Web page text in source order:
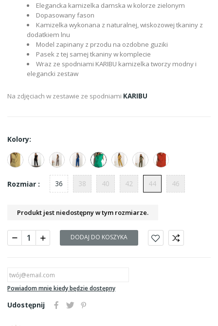
Elegancka kamizelka damska w kolorze zielonym
Dopasowany fason
Kamizelka wykonana z naturalnej, wiskozowej tkaniny z
dodatkiem lnu
Model zapinany z przodu na ozdobne guziki
Pasek z tej samej tkaniny w komplecie
Wraz ze spodniami KARIBU kamizelka tworzy modny i
elegancki zestaw
Na zdjęciach w zestawie ze spodniami KARIBU
Kolory:
Rozmiar : 36 38 40 42 44 46
Produkt jest niedostępny w tym rozmiarze.
DODAJ DO KOSZYKA
Powiadom mnie kiedy będzie dostępny
Udostępnij